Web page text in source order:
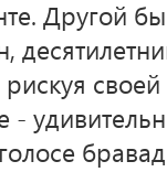
Другой
-